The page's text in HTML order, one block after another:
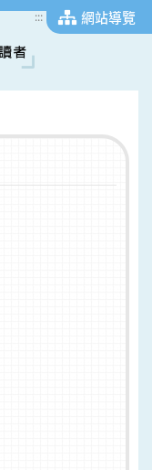
::: 網站導覽